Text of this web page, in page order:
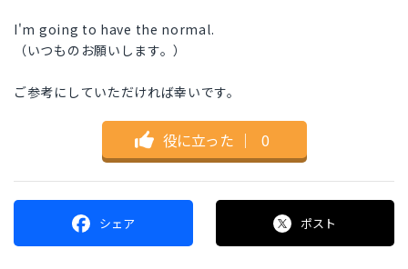
I'm going to have the normal.
（いつものお願いします。）
ご参考にしていただければ幸いです。
役に立った ｜ 0
シェア ポスト